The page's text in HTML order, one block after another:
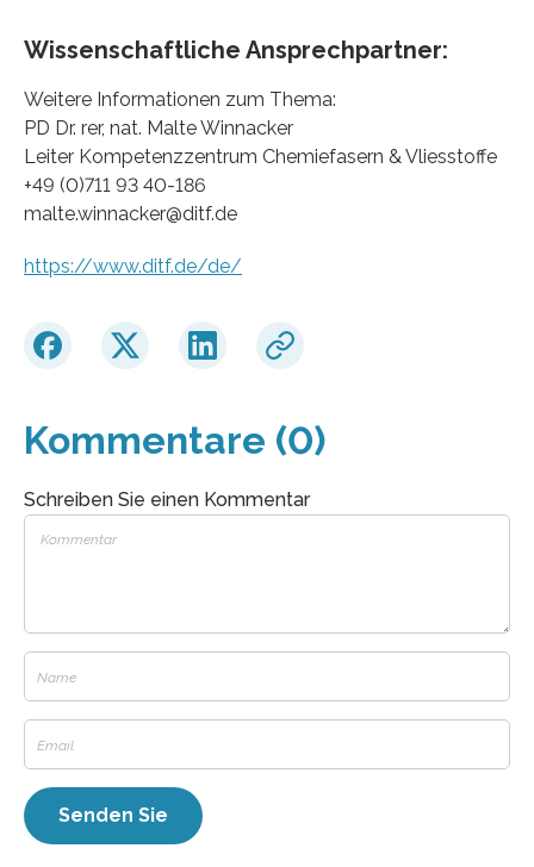
Wissenschaftliche Ansprechpartner:
Weitere Informationen zum Thema:
PD Dr. rer, nat. Malte Winnacker
Leiter Kompetenzzentrum Chemiefasern & Vliesstoffe
+49 (0)711 93 40-186
malte.winnacker@ditf.de
https://www.ditf.de/de/
Kommentare (0)
Schreiben Sie einen Kommentar